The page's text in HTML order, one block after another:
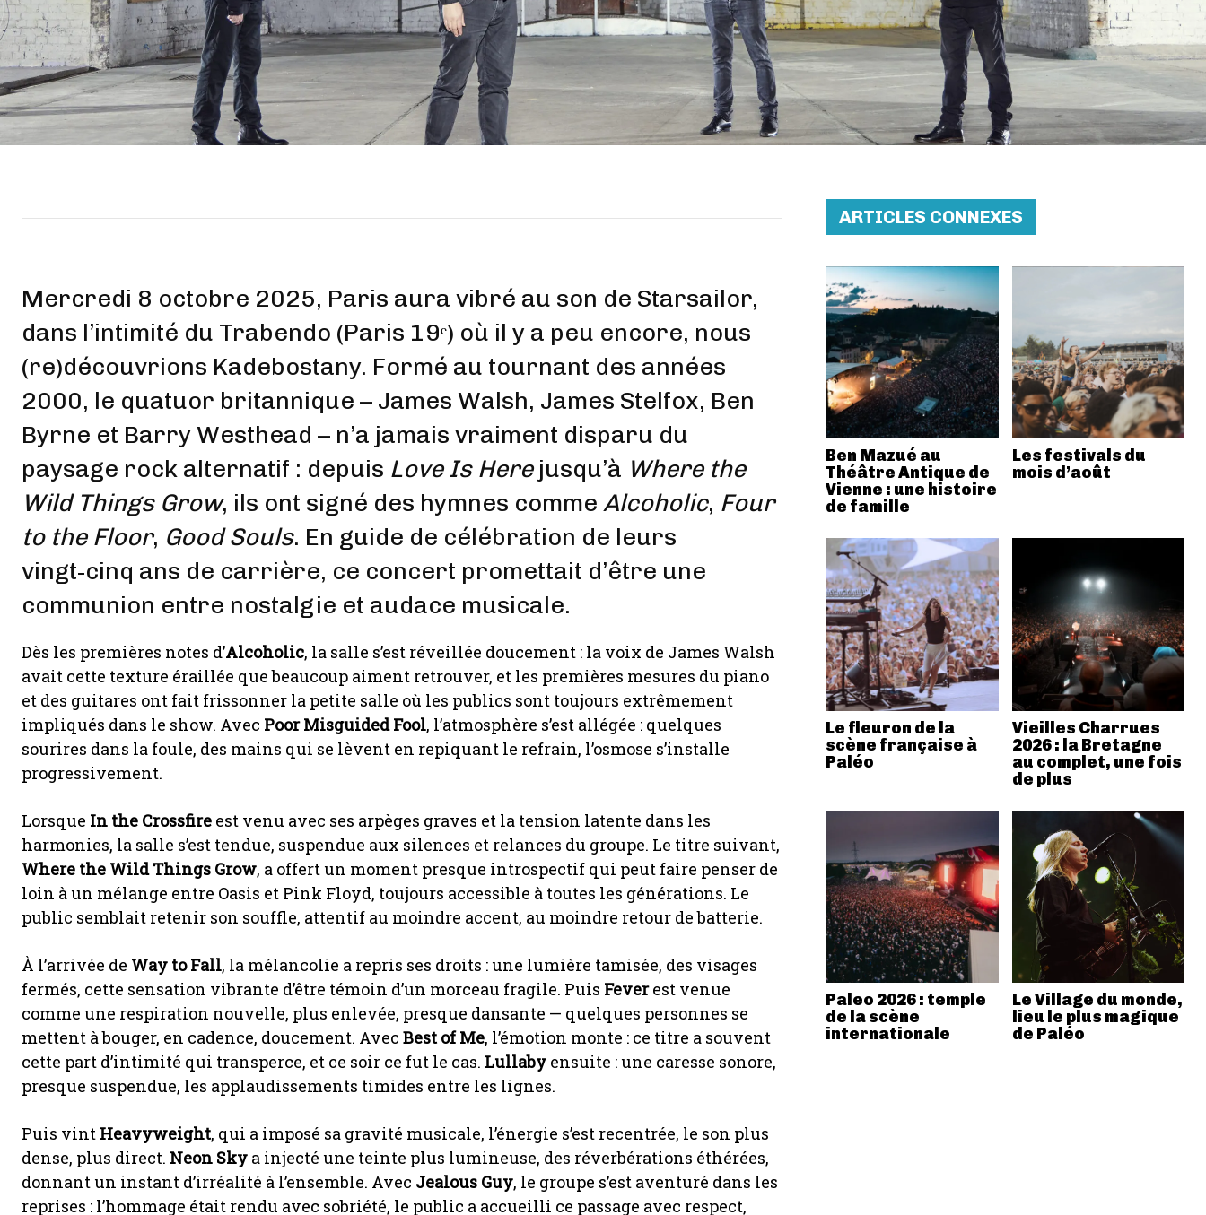
Mercredi 8 octobre 2025, Paris aura vibré au son de Starsailor,
dans l’intimité du Trabendo (Paris 19ᵉ) où il y a peu encore, nous
(re)découvrions Kadebostany. Formé au tournant des années
2000, le quatuor britannique – James Walsh, James Stelfox, Ben
Byrne et Barry Westhead – n’a jamais vraiment disparu du
paysage rock alternatif : depuis Love Is Herejusqu’à Where the
Wild Things Grow, ils ont signé des hymnes comme Alcoholic, Four
to the Floor, Good Souls. En guide de célébration de leurs
vingt‑cinq ans de carrière, ce concert promettait d’être une
communion entre nostalgie et audace musicale.
Dès les premières notes d’Alcoholic, la salle s’est réveillée doucement : la voix de James Walsh
avait cette texture éraillée que beaucoup aiment retrouver, et les premières mesures du piano
et des guitares ont fait frissonner la petite salle où les publics sont toujours extrêmement
impliqués dans le show. Avec Poor Misguided Fool, l’atmosphère s’est allégée : quelques
sourires dans la foule, des mains qui se lèvent en repiquant le refrain, l’osmose s’installe
progressivement.
Lorsque In the Crossfire est venu avec ses arpèges graves et la tension latente dans les
harmonies, la salle s’est tendue, suspendue aux silences et relances du groupe. Le titre suivant,
Where the Wild Things Grow, a offert un moment presque introspectif qui peut faire penser de
loin à un mélange entre Oasis et Pink Floyd, toujours accessible à toutes les générations. Le
public semblait retenir son souffle, attentif au moindre accent, au moindre retour de batterie.
À l’arrivée de Way to Fall, la mélancolie a repris ses droits : une lumière tamisée, des visages
fermés, cette sensation vibrante d’être témoin d’un morceau fragile. Puis Feverest venue
comme une respiration nouvelle, plus enlevée, presque dansante — quelques personnes se
mettent à bouger, en cadence, doucement. Avec Best of Me, l’émotion monte : ce titre a souvent
cette part d’intimité qui transperce, et ce soir ce fut le cas. Lullaby ensuite : une caresse sonore,
presque suspendue, les applaudissements timides entre les lignes.
Puis vint Heavyweight, qui a imposé sa gravité musicale, l’énergie s’est recentrée, le son plus
dense, plus direct. Neon Sky a injecté une teinte plus lumineuse, des réverbérations éthérées,
donnant un instant d’irréalité à l’ensemble. Avec Jealous Guy, le groupe s’est aventuré dans les
reprises : l’hommage était rendu avec sobriété, le public a accueilli ce passage avec respect,
ARTICLES CONNEXES
Ben Mazué au
Théâtre Antique de
Vienne : une histoire
de famille
Les festivals du
mois d’août
Le fleuron de la
scène française à
Paléo
Vieilles Charrues
2026 : la Bretagne
au complet, une fois
de plus
Paleo 2026 : temple
de la scène
internationale
Le Village du monde,
lieu le plus magique
de Paléo